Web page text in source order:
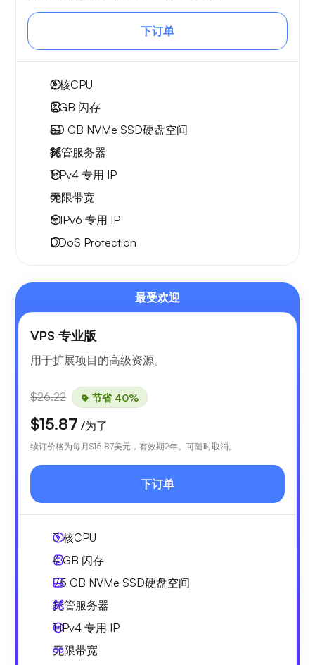
下订单
2核CPU
2 GB 闪存
50 GB NVMe SSD硬盘空间
托管服务器
1 IPv4 专用 IP
无限带宽
6 IPv6 专用 IP
DDoS Protection
最受欢迎
VPS 专业版
用于扩展项目的高级资源。
$26.22 节省 40%
$15.87 /为了
续订价格为每月$15.87美元，有效期2年。可随时取消。
下订单
3核CPU
4 GB 闪存
75 GB NVMe SSD硬盘空间
托管服务器
1 IPv4 专用 IP
无限带宽